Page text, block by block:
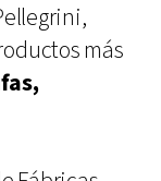
más